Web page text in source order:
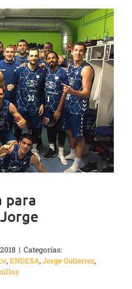
para
| Categorías:
,ENDESA,Jorge Gutierrez,